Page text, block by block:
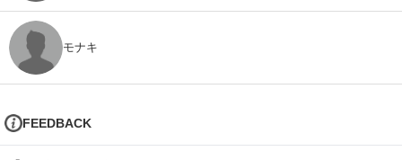
モナキ
FEEDBACK